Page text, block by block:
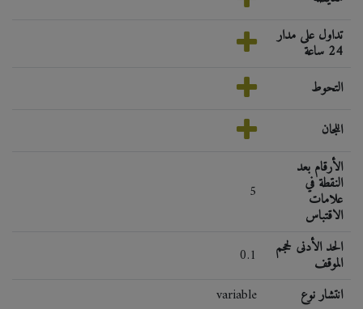
تداول على مدار
24 ساعة
التحوط
اللجان
5
الأرقام بعد
النقطة في
علامات
الاقتباس
0.1
الحد الأدنى لحجم
الموقف
variable
انتشار نوع